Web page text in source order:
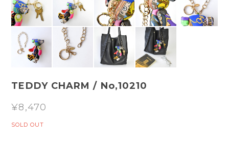
TEDDY CHARM / No,10210
¥8,470
SOLD OUT